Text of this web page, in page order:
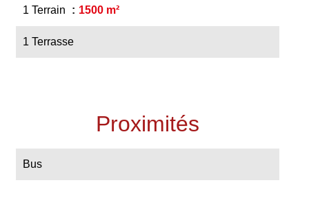
1 Terrain 1500 m²
1 Terrasse
Proximités
Bus